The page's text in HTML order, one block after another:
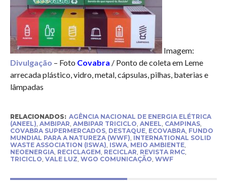
Imagem:
Divulgação – Foto Covabra / Ponto de coleta em Leme
arrecada plástico, vidro, metal, cápsulas, pilhas, baterias e
lâmpadas
RELACIONADOS: AGÊNCIA NACIONAL DE ENERGIA ELÉTRICA
(ANEEL), AMBIPAR, AMBIPAR TRICICLO, ANEEL, CAMPINAS,
COVABRA SUPERMERCADOS, DESTAQUE, ECOVABRA, FUNDO
MUNDIAL PARA A NATUREZA (WWF), INTERNATIONAL SOLID
WASTE ASSOCIATION (ISWA), ISWA, MEIO AMBIENTE,
NEOENERGIA, RECICLAGEM, RECICLAR, REVISTA RMC,
TRICICLO, VALE LUZ, WGO COMUNICAÇÃO, WWF